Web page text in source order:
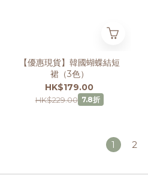
【優惠現貨】韓國蝴蝶結短
裙（3色）
HK$179.00
HK$229.00 7.8折
1 2